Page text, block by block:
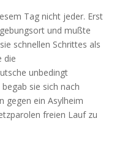
Tag nicht jeder. Erst
und mußte
schnellen Schrittes als
die
unbedingt
sie sich nach
gegen ein Asylheim
freien Lauf zu